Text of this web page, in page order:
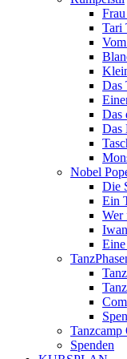
Tari
Das
Das
Das
Nobel
Die
Ein
Wer
Tanzcamp
Spenden